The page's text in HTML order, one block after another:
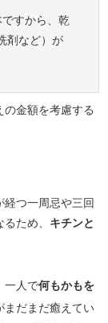
すから、乾
剤など）が
金額を考慮する
つ一周忌や三回
ため、 キチンと
一人で何もかもを
まだまだ癒えてい